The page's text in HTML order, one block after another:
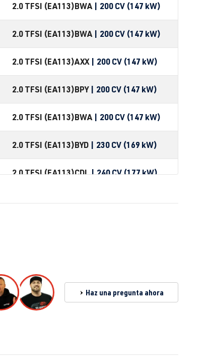
2.0 TFSI (EA113)BWA | 200 CV (147 kW)
2.0 TFSI (EA113)BWA | 200 CV (147 kW)
2.0 TFSI (EA113)AXX | 200 CV (147 kW)
2.0 TFSI (EA113)BPY | 200 CV (147 kW)
2.0 TFSI (EA113)BWA | 200 CV (147 kW)
2.0 TFSI (EA113)BYD | 230 CV (169 kW)
2.0 TFSI (EA113)CDL| 240 CV (177 kW)
2.0 TFSI (EA113)AXX| 200 CV (147 kW)
2.0 TFSI (EA113)
Haz una pregunta ahora